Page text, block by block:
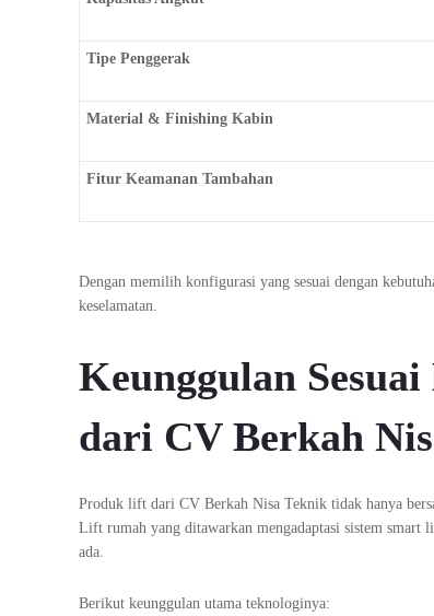
Tipe Penggerak
Material & Finishing Kabin
Fitur Keamanan Tambahan
Dengan memilih konfigurasi yang sesuai dengan
keselamatan.
Keunggulan
dari CV Berkah
Produk lift dari CV Berkah Nisa Teknik tidak hanya
Lift rumah yang ditawarkan mengadaptasi sistem smart
ada.
Berikut keunggulan utama teknologinya: